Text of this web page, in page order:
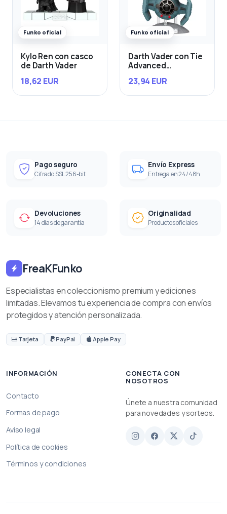
Funko oficial
Kylo Ren con casco
de Darth Vader
18,62 EUR
Funko oficial
Darth Vader con Tie
Advanced
23,94 EUR
Pago seguro
Cifrado SSL 256-bit
Envío Express
Entrega en 24/48h
Devoluciones
14 días de garantía
Originalidad
Productos oficiales
FreaKFunko
Especialistas en coleccionismo premium y ediciones
limitadas. Elevamos tu experiencia de compra con envíos
protegidos y atención personalizada.
Tarjeta PayPal Apple Pay
INFORMACIÓN
Contacto
Formas de pago
Aviso legal
Política de cookies
Términos y condiciones
CONECTA CON
NOSOTROS
Únete a nuestra comunidad
para novedades y sorteos.